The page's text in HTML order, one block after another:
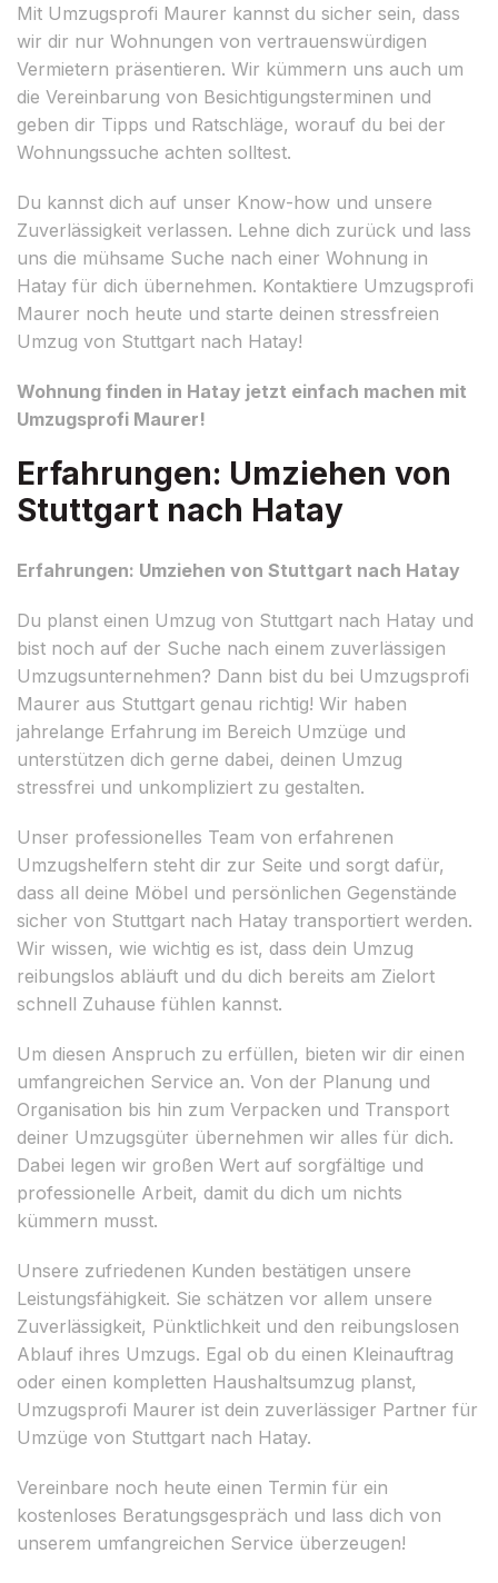
Mit Umzugsprofi Maurer kannst du sicher sein, dass
wir dir nur Wohnungen von vertrauenswürdigen
Vermietern präsentieren. Wir kümmern uns auch um
die Vereinbarung von Besichtigungsterminen und
geben dir Tipps und Ratschläge, worauf du bei der
Wohnungssuche achten solltest.
Du kannst dich auf unser Know-how und unsere
Zuverlässigkeit verlassen. Lehne dich zurück und lass
uns die mühsame Suche nach einer Wohnung in
Hatay für dich übernehmen. Kontaktiere Umzugsprofi
Maurer noch heute und starte deinen stressfreien
Umzug von Stuttgart nach Hatay!
Wohnung finden in Hatay jetzt einfach machen mit
Umzugsprofi Maurer!
Erfahrungen: Umziehen von
Stuttgart nach Hatay
Erfahrungen: Umziehen von Stuttgart nach Hatay
Du planst einen Umzug von Stuttgart nach Hatay und
bist noch auf der Suche nach einem zuverlässigen
Umzugsunternehmen? Dann bist du bei Umzugsprofi
Maurer aus Stuttgart genau richtig! Wir haben
jahrelange Erfahrung im Bereich Umzüge und
unterstützen dich gerne dabei, deinen Umzug
stressfrei und unkompliziert zu gestalten.
Unser professionelles Team von erfahrenen
Umzugshelfern steht dir zur Seite und sorgt dafür,
dass all deine Möbel und persönlichen Gegenstände
sicher von Stuttgart nach Hatay transportiert werden.
Wir wissen, wie wichtig es ist, dass dein Umzug
reibungslos abläuft und du dich bereits am Zielort
schnell Zuhause fühlen kannst.
Um diesen Anspruch zu erfüllen, bieten wir dir einen
umfangreichen Service an. Von der Planung und
Organisation bis hin zum Verpacken und Transport
deiner Umzugsgüter übernehmen wir alles für dich.
Dabei legen wir großen Wert auf sorgfältige und
professionelle Arbeit, damit du dich um nichts
kümmern musst.
Unsere zufriedenen Kunden bestätigen unsere
Leistungsfähigkeit. Sie schätzen vor allem unsere
Zuverlässigkeit, Pünktlichkeit und den reibungslosen
Ablauf ihres Umzugs. Egal ob du einen Kleinauftrag
oder einen kompletten Haushaltsumzug planst,
Umzugsprofi Maurer ist dein zuverlässiger Partner für
Umzüge von Stuttgart nach Hatay.
Vereinbare noch heute einen Termin für ein
kostenloses Beratungsgespräch und lass dich von
unserem umfangreichen Service überzeugen!